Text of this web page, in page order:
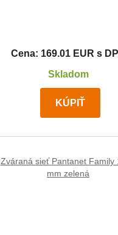
Cena: 169.01 EUR s
Skladom
KÚPIŤ
Zváraná sieť Pantanet Family
mm zelená